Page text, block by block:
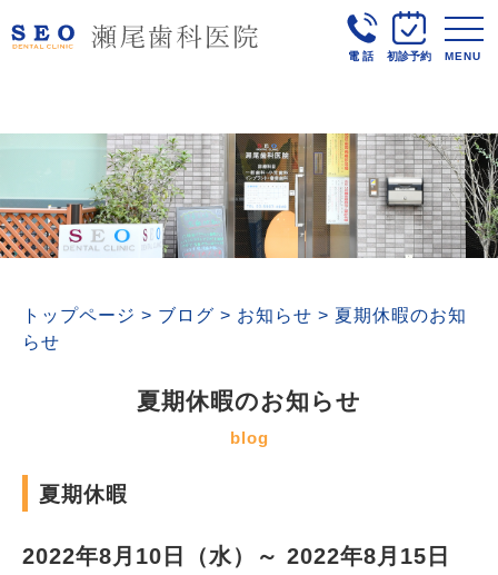
電話 初診予約 MENU
トップページ > ブログ > お知らせ > 夏期休暇のお知
らせ
夏期休暇のお知らせ
blog
夏期休暇
2022年8月10日（水）～ 2022年8月15日